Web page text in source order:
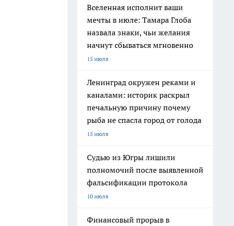
Вселенная исполнит ваши
мечты в июле: Тамара Глоба
назвала знаки, чьи желания
начнут сбываться мгновенно
15 июля
Ленинград окружен реками и
каналами: историк раскрыл
печальную причину почему
рыба не спасла город от голода
15 июля
Судью из Югры лишили
полномочий после выявленной
фальсификации протокола
10 июля
Финансовый прорыв в